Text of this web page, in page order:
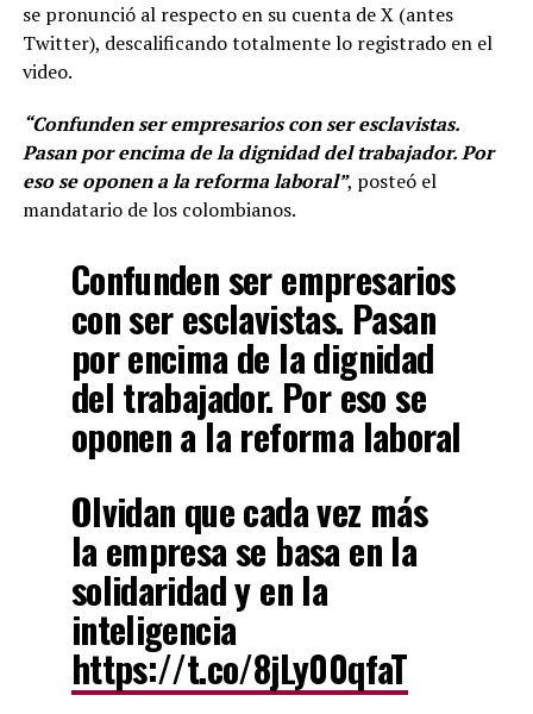
se pronunció al respecto en su cuenta de X (antes
Twitter), descalificando totalmente lo registrado en el
video.
“Confunden ser empresarios con ser esclavistas.
Pasan por encima de la dignidad del trabajador. Por
eso se oponen a la reforma laboral”, posteó el
mandatario de los colombianos.
Confunden ser empresarios
con ser esclavistas. Pasan
por encima de la dignidad
del trabajador. Por eso se
oponen a la reforma laboral
Olvidan que cada vez más
la empresa se basa en la
solidaridad y en la
inteligencia
https://t.co/8jLy00qfaT